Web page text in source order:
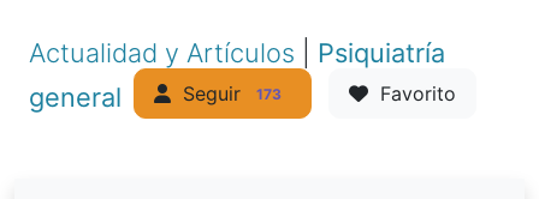
Actualidad y Artículos
Psiquiatría
general
Seguir 173 Favorito